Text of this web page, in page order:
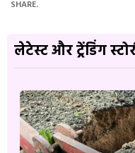
SHARE.
लेटेस्ट और ट्रेंडिंग